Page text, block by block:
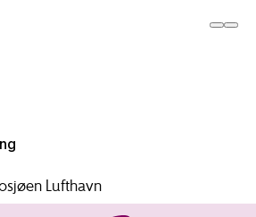
Lufthavn